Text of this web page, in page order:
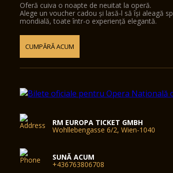
Oferă cuiva o noapte de neuitat la operă.
Alege un voucher cadou și lasă-l să își aleagă
mondială, toate într-o experiență elegantă.
CUMPĂRĂ ACUM
RM EUROPA TICKET GMBH
Wohllebengasse 6/2, Wien-1040
SUNĂ ACUM
+436763806708